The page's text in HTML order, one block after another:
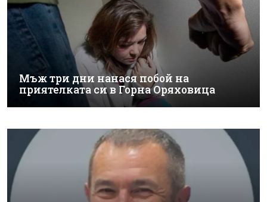
Мъж три дни нанася побой на
приятелката си в Горна Оряховица